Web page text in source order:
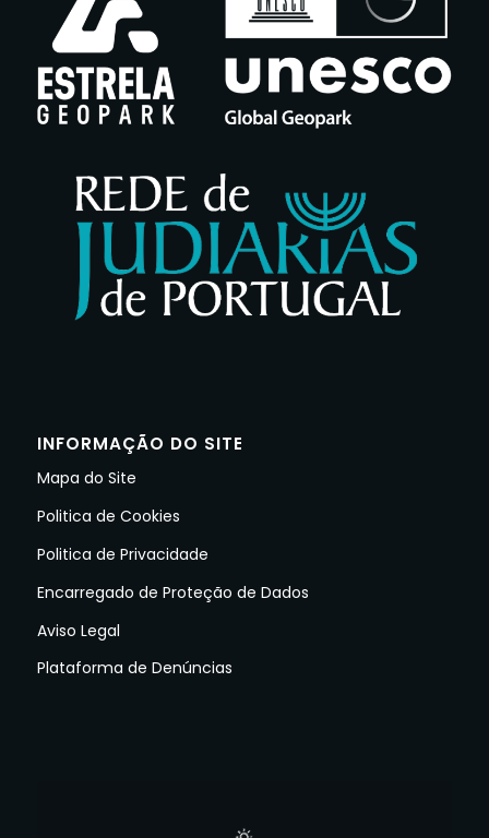
INFORMAÇÃO DO SITE
Mapa do Site
Politica de Cookies
Politica de Privacidade
Encarregado de Proteção de Dados
Aviso Legal
Plataforma de Denúncias